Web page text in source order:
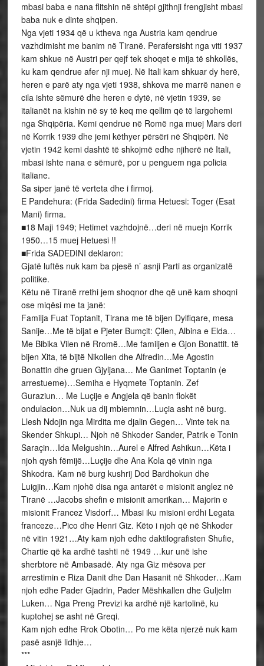
mbasi baba e nana flitshin në shtëpi gjithnji frengjisht mbasi
baba nuk e dinte shqipen.
Nga vjeti 1934 që u ktheva nga Austria kam qendrue
vazhdimisht me banim në Tiranë. Perafersisht nga viti 1937
kam shkue në Austri per qejf tek shoqet e mija të shkollës,
ku kam qendrue afer nji muej. Në Itali kam shkuar dy herë,
heren e parë aty nga vjeti 1938, shkova me marrë nanen e
cila ishte sëmurë dhe heren e dytë, në vjetin 1939, se
italianët na kishin në sy të keq me qellim që të largohemi
nga Shqipëria. Kemi qendrue në Romë nga muej Mars deri
në Korrik 1939 dhe jemi këthyer përsëri në Shqipëri. Në
vjetin 1942 kemi dashtë të shkojmë edhe njiherë në Itali,
mbasi ishte nana e sëmurë, por u penguem nga policia
italiane.
Sa siper janë të verteta dhe i firmoj.
E Pandehura: (Frida Sadedini) firma Hetuesi: Toger (Esat
Mani) firma.
■18 Maji 1949; Hetimet vazhdojnë…deri në muejn Korrik
1950…15 muej Hetuesi !!
■Frida SADEDINI deklaron:
Gjatë luftës nuk kam ba pjesë n’ asnji Parti as organizatë
politike.
Këtu në Tiranë rrethi jem shoqnor dhe që unë kam shoqni
ose miqësi me ta janë:
Familja Fuat Toptanit, Tirana me të bijen Dylfiqare, mesa
Sanije…Me të bijat e Pjeter Bumçit: Çilen, Albina e Elda…
Me Bibika Vilen në Rromë…Me familjen e Gjon Bonattit. të
bijen Xita, të bijtë Nikollen dhe Alfredin…Me Agostin
Bonattin dhe gruen Gjyljana… Me Ganimet Toptanin (e
arrestueme)…Semiha e Hyqmete Toptanin. Zef
Guraziun… Me Luçije e Angjela që banin flokët
ondulacion…Nuk ua dij mbiemnin…Luçia asht në burg.
Llesh Ndojin nga Mirdita me djalin Gegen… Vinte tek na
Skender Shkupi… Njoh në Shkoder Sander, Patrik e Tonin
Saraçin…Ida Melgushin…Aurel e Alfred Ashikun…Këta i
njoh qysh fëmijë…Luçije dhe Ana Kola që vinin nga
Shkodra. Kam në burg kushrij Dod Bardhokun dhe
Luigjin…Kam njohë disa nga antarët e misionit anglez në
Tiranë …Jacobs shefin e misionit amerikan… Majorin e
misionit Francez Visdorf… Mbasi iku misioni erdhi Legata
franceze…Pico dhe Henri Giz. Këto i njoh që në Shkoder
në vitin 1921…Aty kam njoh edhe daktilografisten Shufie,
Chartie që ka ardhë tashti në 1949 …kur unë ishe
sherbtore në Ambasadë. Aty nga Giz mësova per
arrestimin e Riza Danit dhe Dan Hasanit në Shkoder…Kam
njoh edhe Pader Gjadrin, Pader Mëshkallen dhe Guljelm
Luken… Nga Preng Previzi ka ardhë një kartolinë, ku
kuptohej se asht në Greqi.
Kam njoh edhe Rrok Obotin… Po me këta njerzë nuk kam
pasë asnjë lidhje…
***